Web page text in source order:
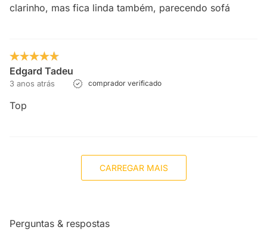
clarinho, mas fica linda também, parecendo sofá
Edgard Tadeu
3 anos atrás comprador verificado
Top
CARREGAR MAIS
Perguntas & respostas